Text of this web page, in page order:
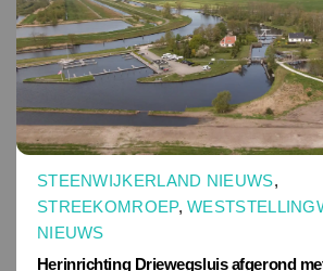
STEENWIJKERLAND NIEUWS,
STREEKOMROEP,
NIEUWS
Herinrichting Driewegsluis afgerond